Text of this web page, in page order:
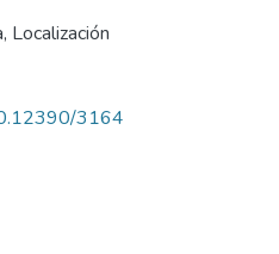
, Localización
3164